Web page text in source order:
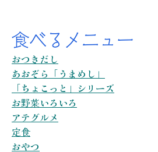
食べるメニュー
おつきだし
あおぞら「うまめし」
「ちょこっと」シリーズ
お野菜いろいろ
アテグルメ
定食
おやつ